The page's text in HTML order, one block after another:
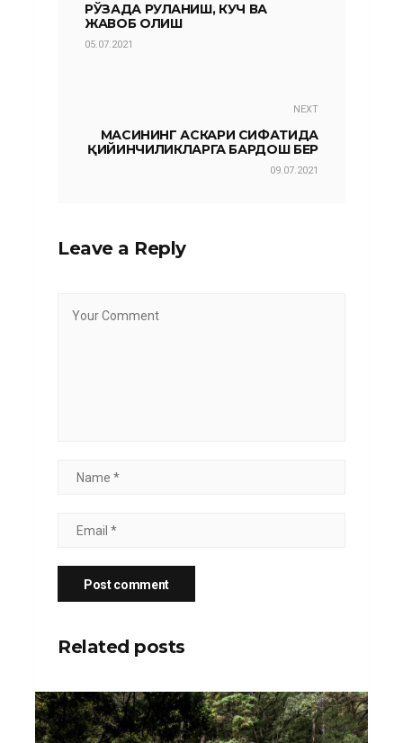
РЎЗАДА РУҲЛАНИШ, КУЧ ВА
ЖАВОБ ОЛИШ
05.07.2021
NEXT
МАСИҲНИНГ АСКАРИ СИФАТИДА
ҚИЙИНЧИЛИКЛАРГА БАРДОШ БЕР
09.07.2021
Leave a Reply
Related posts